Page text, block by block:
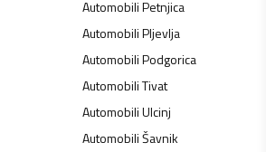
AutomobiliPetnjica
AutomobiliPljevlja
AutomobiliPodgorica
AutomobiliTivat
AutomobiliUlcinj
AutomobiliŠavnik